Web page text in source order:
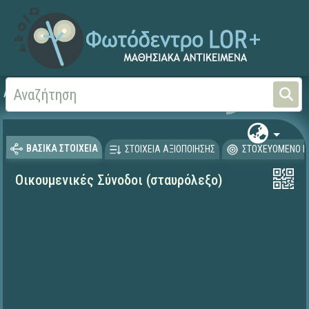
Αρχική
ΒΑΣΙΚΑ ΣΤΟΙΧΕΙΑ ΣΤΟΙΧΕΙΑ ΑΞΙΟΠΟΙΗΣΗΣ ΣΤΟΧΕΥΟΜΕΝΟ
Οικουμενικές Σύνοδοι (σταυρόλεξο)